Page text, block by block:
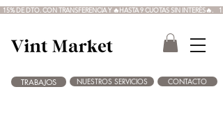
NUESTROS SERVICIOS
  15% DE DTO. CON TRANSFERENCIA Y 🔥HASTA 9 CUOTAS SIN INTERÉS🔥.
CONTACTO
TRABAJOS